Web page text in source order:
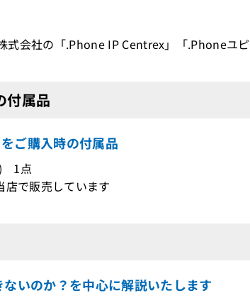
会社の「.Phone IP Centrex」「.Phoneユピ
付属品
ご購入時の付属品
) 1点
で販売しています
いのか？を中心に解説いたします